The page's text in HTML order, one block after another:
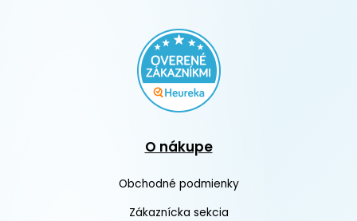
O nákupe
Obchodné podmienky
Zákaznícka sekcia